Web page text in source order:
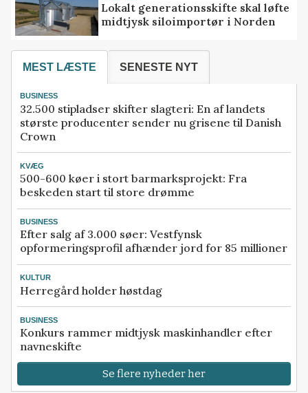
Lokalt generationsskifte skal løfte
midtjysk siloimportør i Norden
MEST LÆSTE SENESTE NYT
BUSINESS
32.500 stipladser skifter slagteri: En af landets
største producenter sender nu grisene til Danish
Crown
KVÆG
500-600 køer i stort barmarksprojekt: Fra
beskeden start til store drømme
BUSINESS
Efter salg af 3.000 søer: Vestfynsk
opformeringsprofil afhænder jord for 85 millioner
KULTUR
Herregård holder høstdag
BUSINESS
Konkurs rammer midtjysk maskinhandler efter
navneskifte
Se flere nyheder her